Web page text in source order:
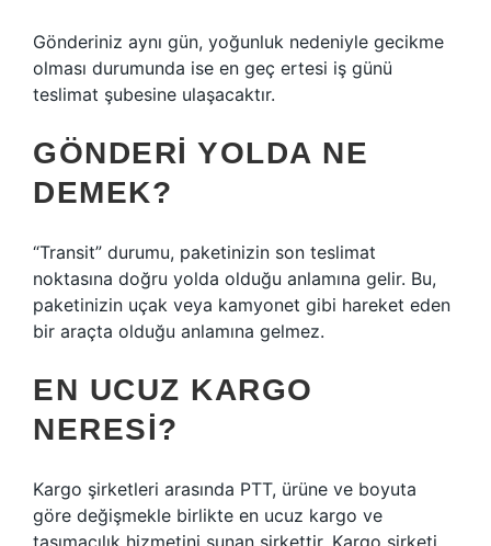
Gönderiniz aynı gün, yoğunluk nedeniyle gecikme
olması durumunda ise en geç ertesi iş günü
teslimat şubesine ulaşacaktır.
GÖNDERI YOLDA NE
DEMEK?
“Transit” durumu, paketinizin son teslimat
noktasına doğru yolda olduğu anlamına gelir. Bu,
paketinizin uçak veya kamyonet gibi hareket eden
bir araçta olduğu anlamına gelmez.
EN UCUZ KARGO
NERESI?
Kargo şirketleri arasında PTT, ürüne ve boyuta
göre değişmekle birlikte en ucuz kargo ve
taşımacılık hizmetini sunan şirkettir. Kargo şirketi